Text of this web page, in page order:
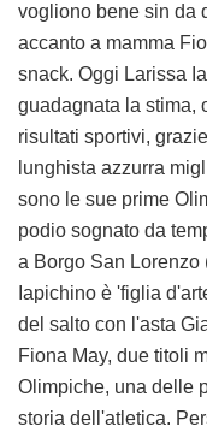
vogliono bene sin da
accanto a mamma
snack. Oggi Larissa
guadagnata la stima,
risultati sportivi,
lunghista azzurra
sono le sue prime
podio sognato da
a Borgo San
Iapichino è 'figlia
del salto con l'asta
Fiona May, due titoli
Olimpiche, una delle
storia dell'atletica.